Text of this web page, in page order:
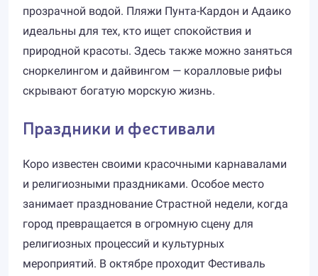
прозрачной водой. Пляжи Пунта-Кардон и Адаико
идеальны для тех, кто ищет спокойствия и
природной красоты. Здесь также можно заняться
сноркелингом и дайвингом — коралловые рифы
скрывают богатую морскую жизнь.
Праздники и фестивали
Коро известен своими красочными карнавалами
и религиозными праздниками. Особое место
занимает празднование Страстной недели, когда
город превращается в огромную сцену для
религиозных процессий и культурных
мероприятий. В октябре проходит Фестиваль